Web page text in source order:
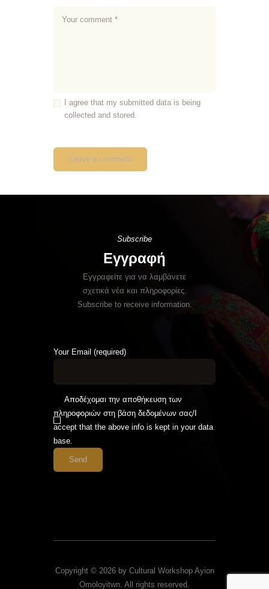
I agree that my submitted data is being
collected and stored.
Subscribe
Εγγραφή
Εγγραφείτε για να λαμβάνετε
σχετικά νέα και πληροφορίες.
Subscribe to receive information.
Your Email (required)
Αποδέχομαι την αποθήκευση των
πληροφοριών στη βάση δεδομένων σας/I
accept that the above info is kept in your data
base.
Copyright © 2026 by Cultural Workshop Ayion
Omoloyitwn. All rights reserved.